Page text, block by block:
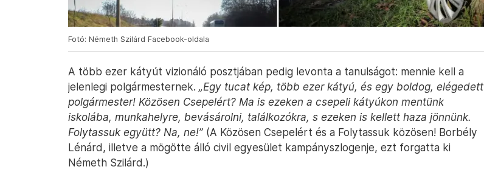
Fotó: Németh Szilárd Facebook-oldala
A több ezer kátyút vizionáló posztjában pedig levonta a tanulságot: mennie kell a
jelenlegi polgármesternek. „Egy tucat kép, több ezer kátyú, és egy boldog, elégedett
polgármester! Közösen Csepelért? Ma is ezeken a csepeli kátyúkon mentünk
iskolába, munkahelyre, bevásárolni, találkozókra, s ezeken is kellett haza jönnünk.
Folytassuk együtt? Na, ne!” (A Közösen Csepelért és a Folytassuk közösen! Borbély
Lénárd, illetve a mögötte álló civil egyesület kampányszlogenje, ezt forgatta ki
Németh Szilárd.)